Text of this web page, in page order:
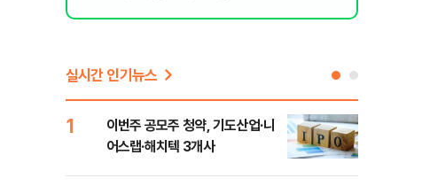
실시간 인기뉴스
1
이번주 공모주 청약, 기도산업·니
어스랩·해치텍 3개사